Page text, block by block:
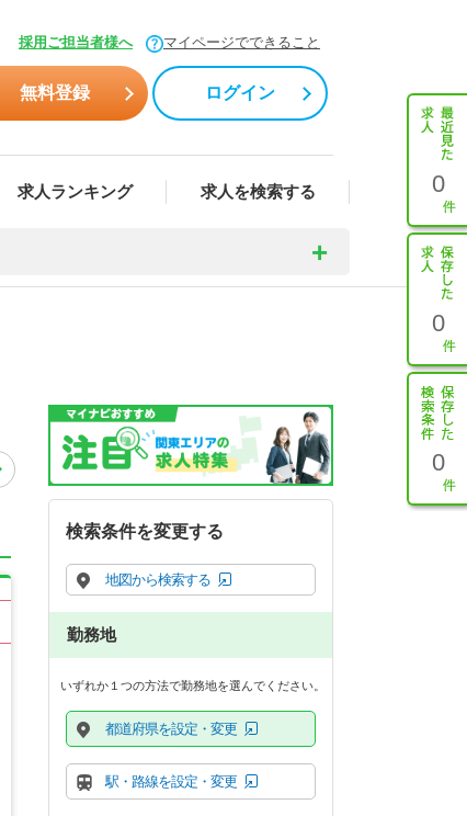
採用ご担当者様へ マイページでできること
無料登録 ログイン
求人ランキング 求人を検索する 0
0
0
検索条件を変更する
地図から検索する
勤務地
いずれか１つの方法で勤務地を選んでください。
都道府県を設定・変更
駅・路線を設定・変更